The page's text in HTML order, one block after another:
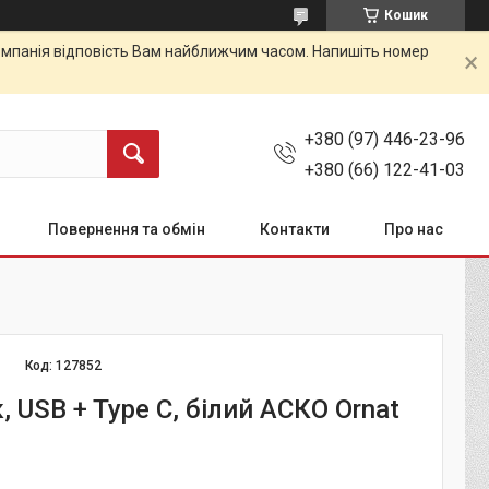
Кошик
відповість Вам найближчим часом. Напишіть номер
+380 (97) 446-23-96
+380 (66) 122-41-03
Повернення та обмін Контакти Про нас
Код:127852
USB + Type C, білий АСКО Ornat